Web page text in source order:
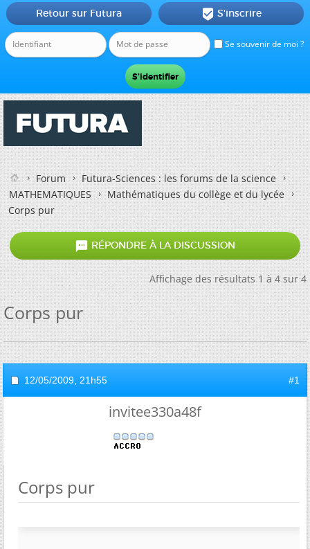
Se souvenir de moi ?
Retour sur Futura  S'inscrire
Forum
Futura-Sciences : les forums de la science
MATHEMATIQUES
Mathématiques du collège et du lycée
Corps pur
 RÉPONDRE À LA DISCUSSION
Affichage des résultats 1 à 4 sur 4
Corps pur
12/05/2009, 21h55 #1
invitee330a48f
Corps pur